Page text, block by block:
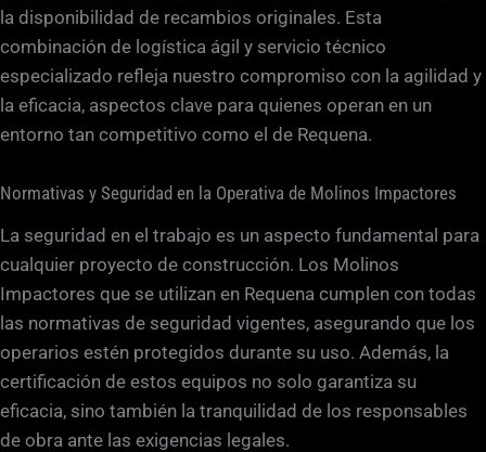
la disponibilidad de recambios originales. Esta
combinación de logística ágil y servicio técnico
especializado refleja nuestro compromiso con la agilidad y
la eficacia, aspectos clave para quienes operan en un
entorno tan competitivo como el de Requena.
Normativas y Seguridad en la Operativa de Molinos Impactores
La seguridad en el trabajo es un aspecto fundamental para
cualquier proyecto de construcción. Los Molinos
Impactores que se utilizan en Requena cumplen con todas
las normativas de seguridad vigentes, asegurando que los
operarios estén protegidos durante su uso. Además, la
certificación de estos equipos no solo garantiza su
eficacia, sino también la tranquilidad de los responsables
de obra ante las exigencias legales.